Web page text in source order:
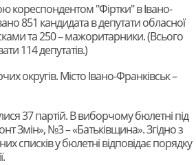
"Фіртки" в Івано-
851 кандидата в депутати обласної
та 250 – мажоритарники. (Всього
114 депутатів.)
округів. Місто Івано-Франківськ –
37 партій. В виборчому бюлетні під
Змін», №3 – «Батьківщина». Згідно з
списків у бюлетні відповідає порядку